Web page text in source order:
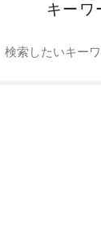
キーワ